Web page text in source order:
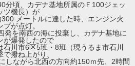
頃、カデナ基地所属のＦ100ジェッ
ツ機長）が
メートルに達した時、エンジン火
が点灯。
発を南西の海に投棄し、カデナ基地に
が爆発したので
川市6区5班・8班（現うるま市石川
撥ね上がり、
しながら北西の方向約150ｍ先、2時間